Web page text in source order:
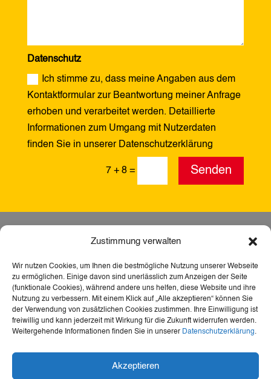
Zustimmung verwalten
Wir nutzen Cookies, um Ihnen die bestmögliche Nutzung unserer Webseite
zu ermöglichen. Einige davon sind unerlässlich zum Anzeigen der Seite
(funktionale Cookies), während andere uns helfen, diese Website und ihre
Nutzung zu verbessern. Mit einem Klick auf „Alle akzeptieren“ können Sie
der Verwendung von zusätzlichen Cookies zustimmen. Ihre Einwilligung ist
freiwillig und kann jederzeit mit Wirkung für die Zukunft widerrufen werden.
Weitergehende Informationen finden Sie in unserer Datenschutzerklärung.
Akzeptieren
Datenschutz
Ich stimme zu, dass meine Angaben aus dem
Kontaktformular zur Beantwortung meiner Anfrage
erhoben und verarbeitet werden. Detaillierte
Informationen zum Umgang mit Nutzerdaten
finden Sie in unserer Datenschutzerklärung
7 + 8 = Senden
Webseite barrierefrei – für mehr Teilhabe,